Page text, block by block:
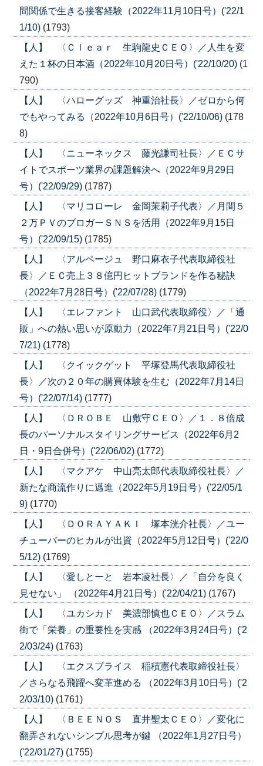
間関係で生きる接客経験（2022年11月10日号）('22/1
1/10) (1793)
【人】 〈Ｃｌｅａｒ 生駒龍史ＣＥＯ〉／人生を変
えた１杯の日本酒（2022年10月20日号）('22/10/20) (1
790)
【人】 〈ハローグッズ 神重治社長〉／ゼロから何
でもやってみる（2022年10月6日号）('22/10/06) (178
8)
【人】 〈ニューネックス 藤光謙司社長〉／ＥＣサ
イトでスポーツ業界の課題解決へ（2022年9月29日
号）('22/09/29) (1787)
【人】 〈マリコローレ 金岡茉莉子代表〉／月間５
２万ＰＶのブロガーＳＮＳを活用（2022年9月15日
号）('22/09/15) (1785)
【人】 〈アルページュ 野口麻衣子代表取締役社
長〉／ＥＣ売上３８億円ヒットブランドを作る秘訣
（2022年7月28日号）('22/07/28) (1779)
【人】 〈エレファント 山口武代表取締役〉／「通
販」への熱い思いが原動力（2022年7月21日号）('22/0
7/21) (1778)
【人】 〈クイックゲット 平塚登馬代表取締役社
長〉／次の２０年の購買体験を生む（2022年7月14日
号）('22/07/14) (1777)
【人】 〈ＤＲＯＢＥ 山敷守ＣＥＯ〉／１．８倍成
長のパーソナルスタイリングサービス（2022年6月2
日・9日合併号）('22/06/02) (1772)
【人】 〈マクアケ 中山亮太郎代表取締役社長〉／
新たな商流作りに邁進（2022年5月19日号）('22/05/1
9) (1770)
【人】 〈ＤＯＲＡＹＡＫＩ 塚本洸介社長〉／ユー
チューバーのヒカルが出資（2022年5月12日号）('22/0
5/12) (1769)
【人】 〈愛しとーと 岩本凌社長〉／「自分を良く
見せない」 （2022年4月21日号）('22/04/21) (1767)
【人】 〈ユカシカド 美濃部慎也ＣＥＯ〉／スラム
街で「栄養」の重要性を実感 （2022年3月24日号）('2
2/03/24) (1763)
【人】 〈エクスプライス 稲積憲代表取締役社長〉
／さらなる飛躍へ変革進める （2022年3月10日号）('2
2/03/10) (1761)
【人】 〈ＢＥＥＮＯＳ 直井聖太ＣＥＯ〉／変化に
翻弄されないシンプル思考が鍵 （2022年1月27日号）
('22/01/27) (1755)